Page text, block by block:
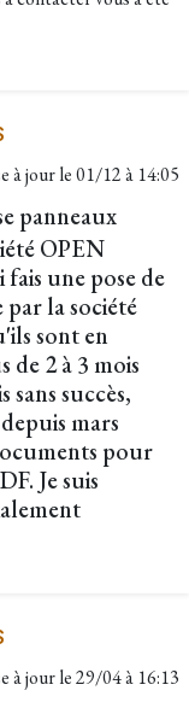
à jour le01/12 à 14:05
panneaux
OPEN
une pose de
la société
sont en
de 2 à 3 mois
sans succès,
mars
pour
Je suis
à jour le29/04 à 16:13